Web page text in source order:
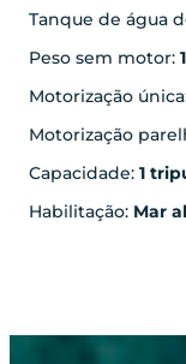
Tanque de água
Peso sem motor:
Motorização
Motorização
Capacidade: 1
Habilitação: Mar